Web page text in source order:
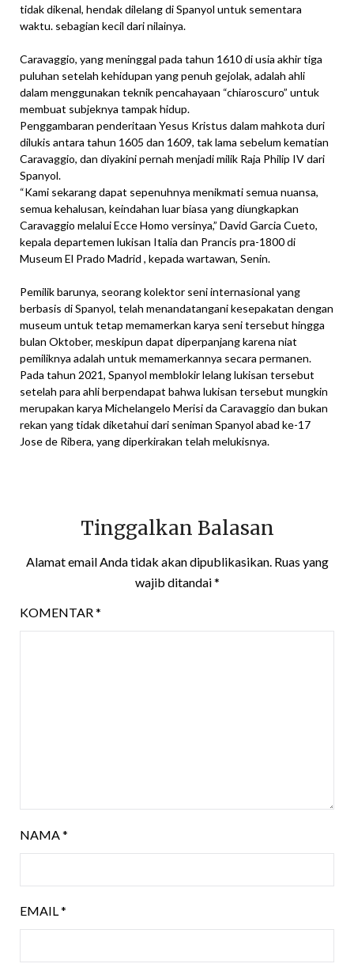
tidak dikenal, hendak dilelang di Spanyol untuk sementara
waktu. sebagian kecil dari nilainya.
Caravaggio, yang meninggal pada tahun 1610 di usia akhir tiga
puluhan setelah kehidupan yang penuh gejolak, adalah ahli
dalam menggunakan teknik pencahayaan “chiaroscuro” untuk
membuat subjeknya tampak hidup.
Penggambaran penderitaan Yesus Kristus dalam mahkota duri
dilukis antara tahun 1605 dan 1609, tak lama sebelum kematian
Caravaggio, dan diyakini pernah menjadi milik Raja Philip IV dari
Spanyol.
“Kami sekarang dapat sepenuhnya menikmati semua nuansa,
semua kehalusan, keindahan luar biasa yang diungkapkan
Caravaggio melalui Ecce Homo versinya,” David Garcia Cueto,
kepala departemen lukisan Italia dan Prancis pra-1800 di
Museum El Prado Madrid , kepada wartawan, Senin.
Pemilik barunya, seorang kolektor seni internasional yang
berbasis di Spanyol, telah menandatangani kesepakatan dengan
museum untuk tetap memamerkan karya seni tersebut hingga
bulan Oktober, meskipun dapat diperpanjang karena niat
pemiliknya adalah untuk memamerkannya secara permanen.
Pada tahun 2021, Spanyol memblokir lelang lukisan tersebut
setelah para ahli berpendapat bahwa lukisan tersebut mungkin
merupakan karya Michelangelo Merisi da Caravaggio dan bukan
rekan yang tidak diketahui dari seniman Spanyol abad ke-17
Jose de Ribera, yang diperkirakan telah melukisnya.
Tinggalkan Balasan
Alamat email Anda tidak akan dipublikasikan. Ruas yang
wajib ditandai*
KOMENTAR*
NAMA*
EMAIL*